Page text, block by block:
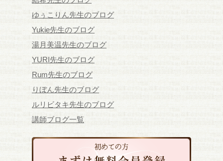
ゆぅこりん先生のブログ
Yukie先生のブログ
湯月美温先生のブログ
YURI先生のブログ
Rum先生のブログ
りぼん先生のブログ
ルリビタキ先生のブログ
講師ブログ一覧